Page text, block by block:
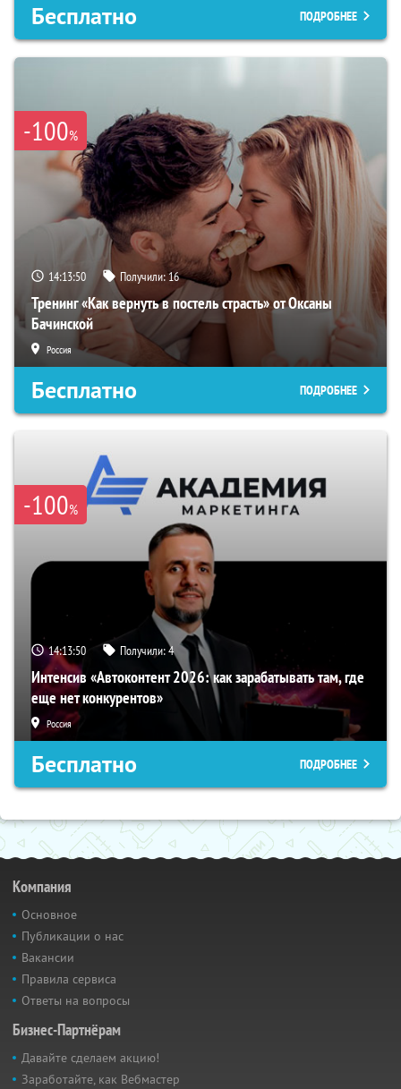
Бесплатно ПОДРОБНЕЕ
-100%
14:13:49 Получили:16
Тренинг «Как вернуть в постель страсть» от Оксаны
Бачинской
Россия
Бесплатно ПОДРОБНЕЕ
-100%
14:13:49 Получили:4
Интенсив «Автоконтент 2026: как зарабатывать там, где
еще нет конкурентов»
Россия
Бесплатно ПОДРОБНЕЕ
Компания
Основное
Публикации о нас
Вакансии
Правила сервиса
Ответы на вопросы
Бизнес-Партнёрам
Давайте сделаем акцию!
Заработайте, как Вебмастер